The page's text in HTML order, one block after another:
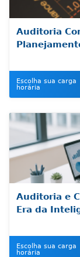
Auditoria
Escolha sua carga
horária
Auditoria e
Era da
Escolha sua carga
horária